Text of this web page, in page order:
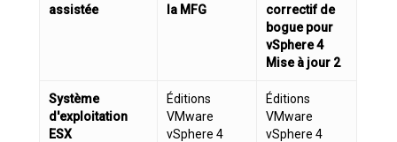
assistée
la MFG
correctif de
bogue pour
vSphere 4
Mise à jour 2
Système
d'exploitation
ESX
Éditions
VMware
vSphere 4
Éditions
VMware
vSphere 4